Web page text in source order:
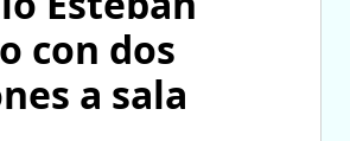
con dos
a sala